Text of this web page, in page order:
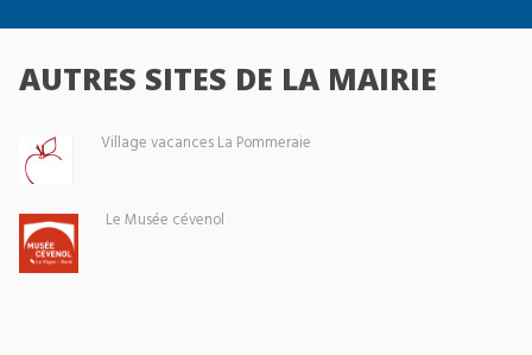
AUTRES SITES DE LA MAIRIE
Village vacances La Pommeraie
Le Musée cévenol